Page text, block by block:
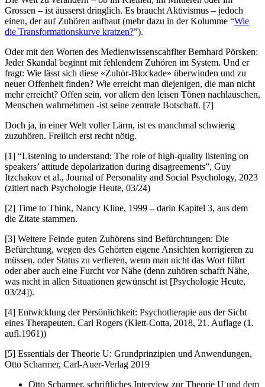
Grossen – ist äusserst dringlich. Es braucht Aktivismus – jedoch
einen, der auf Zuhören aufbaut (mehr dazu in der Kolumme “Wie
die Transformationskurve kratzen?”).
Oder mit den Worten des Medienwissenscahflter Bernhard Pörsken:
Jeder Skandal beginnt mit fehlendem Zuhören im System. Und er
fragt: Wie lässt sich diese «Zuhör-Blockade» überwinden und zu
neuer Offenheit finden? Wie erreicht man diejenigen, die man nicht
mehr erreicht? Offen sein, vor allem den leisen Tönen nachlauschen,
Menschen wahrnehmen -ist seine zentrale Botschaft. [7]
Doch ja, in einer Welt voller Lärm, ist es manchmal schwierig
zuzuhören. Freilich erst recht nötig.
[1] “Listening to understand: The role of high-quality listening on
speakers’ attitude depolarization during disagreements”, Guy
Itzchakov et al., Journal of Personality and Social Psychology, 2023
(zitiert nach Psychologie Heute, 03/24)
[2] Time to Think, Nancy Kline, 1999 – darin Kapitel 3, aus dem
die Zitate stammen.
[3] Weitere Feinde guten Zuhörens sind Befürchtungen: Die
Befürchtung, wegen des Gehörten eigene Ansichten korrigieren zu
müssen, oder Status zu verlieren, wenn man nicht das Wort führt
oder aber auch eine Furcht vor Nähe (denn zuhören schafft Nähe,
was nicht in allen Situationen gewünscht ist [Psychologie Heute,
03/24]).
[4] Entwicklung der Persönlichkeit: Psychotherapie aus der Sicht
eines Therapeuten, Carl Rogers (Klett-Cotta, 2018, 21. Auflage (1.
aufl.1961))
[5] Essentials der Theorie U: Grundprinzipien und Anwendungen,
Otto Scharmer, Carl-Auer-Verlag 2019
Otto Scharmer, schriftliches Interview zur Theorie U und dem